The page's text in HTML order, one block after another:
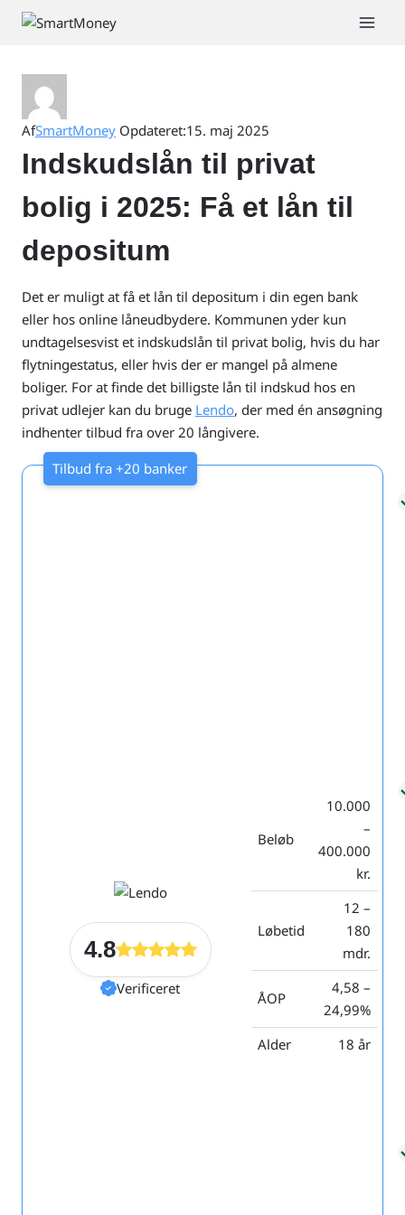
Fortsæt
AfSmartMoney Opdateret:15. maj 2025
Indskudslån til privat
bolig i 2025: Få et lån til
depositum
Det er muligt at få et lån til depositum i din egen bank
eller hos online låneudbydere. Kommunen yder kun
undtagelsesvist et indskudslån til privat bolig, hvis du har
flytningestatus, eller hvis der er mangel på almene
boliger. For at finde det billigste lån til indskud hos en
privat udlejer kan du bruge Lendo, der med én ansøgning
indhenter tilbud fra over 20 långivere.
4.8
Verificeret
Beløb
10.000
–
400.000
kr.
Løbetid
12 –
180
mdr.
ÅOP
4,58 –
24,99%
Alder
18 år